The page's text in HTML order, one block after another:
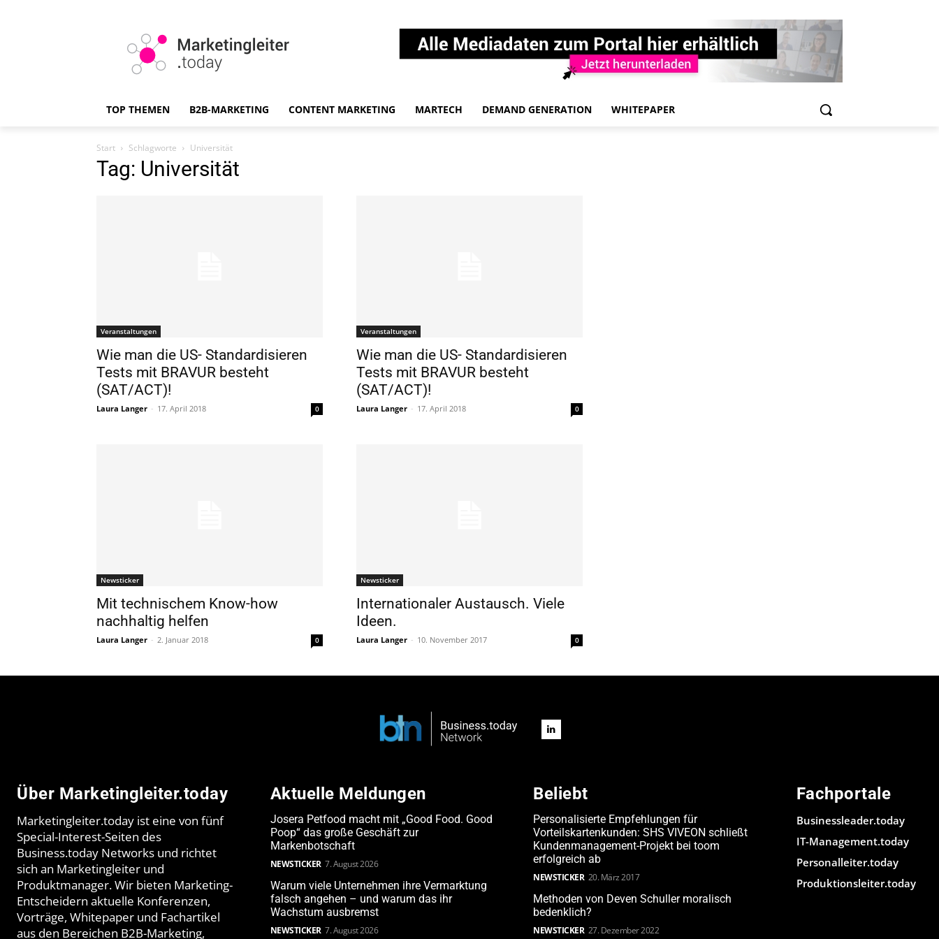
TOP THEMEN B2B-MARKETING CONTENT MARKETING MARTECH DEMAND GENERATION WHITEPAPER
Start Schlagworte Universität
Tag: Universität
Veranstaltungen
Wie man die US- Standardisieren
Tests mit BRAVUR besteht
(SAT/ACT)!
Laura Langer - 17. April 2018 0
Veranstaltungen
Wie man die US- Standardisieren
Tests mit BRAVUR besteht
(SAT/ACT)!
Laura Langer - 17. April 2018 0
Newsticker
Mit technischem Know-how
nachhaltig helfen
Laura Langer - 2. Januar 2018 0
Newsticker
Internationaler Austausch. Viele
Ideen.
Laura Langer - 10. November 2017 0
Über Marketingleiter.today
Marketingleiter.today ist eine von fünf
Special-Interest-Seiten des
Business.today Networks und richtet
sich an Marketingleiter und
Produktmanager. Wir bieten Marketing-
Entscheidern aktuelle Konferenzen,
Vorträge, Whitepaper und Fachartikel
aus den Bereichen B2B-Marketing,
Aktuelle Meldungen
Josera Petfood macht mit „Good Food. Good
Poop“ das große Geschäft zur
Markenbotschaft
NEWSTICKER 7. August 2026
Warum viele Unternehmen ihre Vermarktung
falsch angehen – und warum das ihr
Wachstum ausbremst
NEWSTICKER 7. August 2026
Beliebt
Personalisierte Empfehlungen für
Vorteilskartenkunden: SHS VIVEON schließt
Kundenmanagement-Projekt bei toom
erfolgreich ab
NEWSTICKER 20. März 2017
Methoden von Deven Schuller moralisch
bedenklich?
NEWSTICKER 27. Dezember 2022
Fachportale
Businessleader.today
IT-Management.today
Personalleiter.today
Produktionsleiter.today